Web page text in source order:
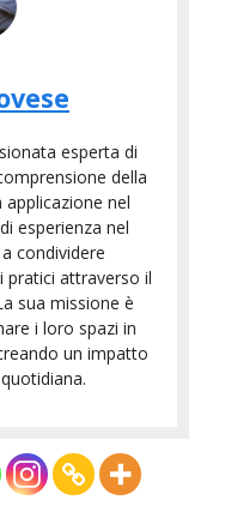
esperta di
della
nel
esperienza nel
condividere
pratici attraverso il
sua missione è
i loro spazi in
un impatto